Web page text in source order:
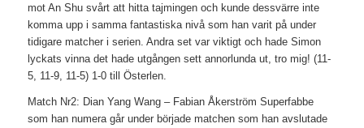
mot An Shu svårt att hitta tajmingen och kunde dessvärre inte
komma upp i samma fantastiska nivå som han varit på under
tidigare matcher i serien. Andra set var viktigt och hade Simon
lyckats vinna det hade utgången sett annorlunda ut, tro mig! (11-
5, 11-9, 11-5) 1-0 till Österlen.
Match Nr2: Dian Yang Wang – Fabian Åkerström Superfabbe
som han numera går under började matchen som han avslutade